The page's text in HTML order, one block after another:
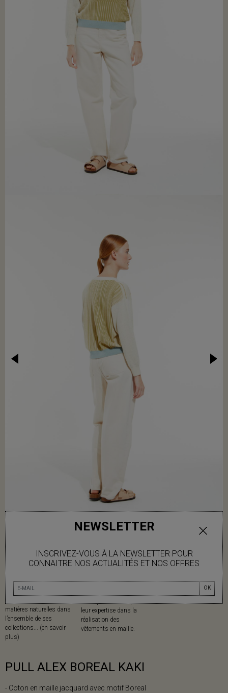
NEWSLETTER
INSCRIVEZ-VOUS À LA NEWSLETTER POUR
CONNAITRE NOS ACTUALITÉS ET NOS OFFRES
OK
MATIÈRES
Mapoésie privilégie les
matières naturelles dans
l’ensemble de ses
collections... (en savoir
plus)
MADE IN
leur expertise dans la
réalisation des
vêtements en maille.
PULL ALEX BOREAL KAKI
- Coton en maille jacquard avec motif Boreal